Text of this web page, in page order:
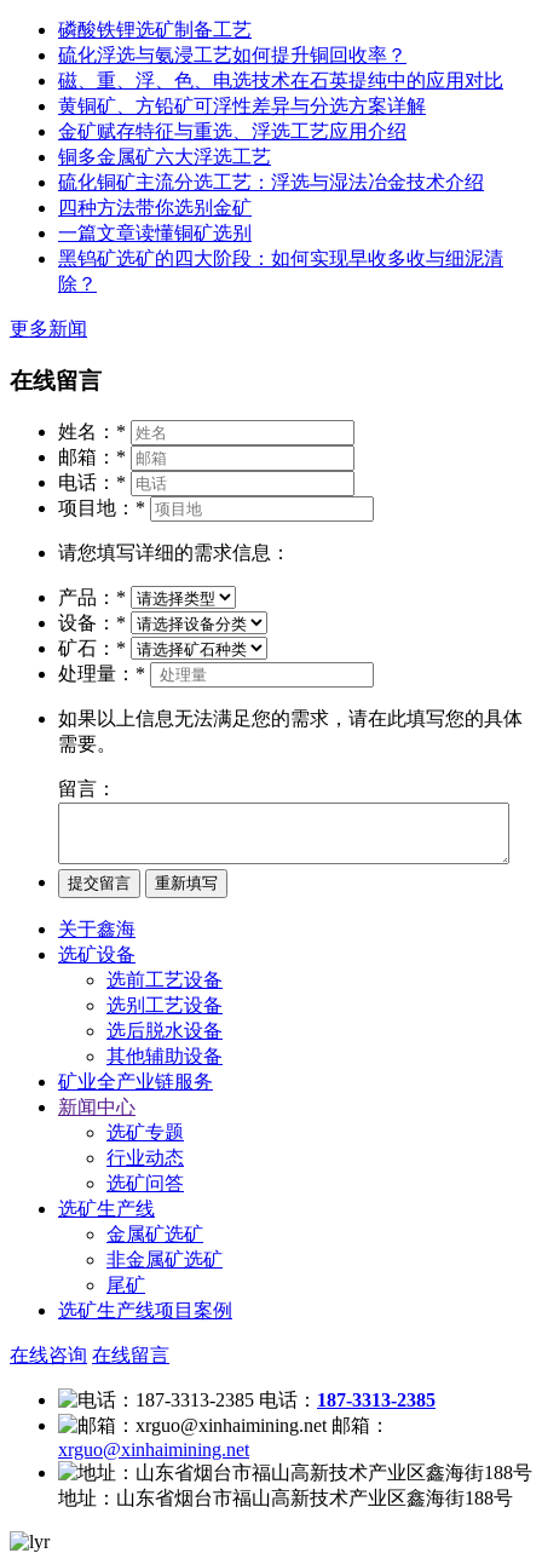
磷酸铁锂选矿制备工艺
硫化浮选与氨浸工艺如何提升铜回收率？
磁、重、浮、色、电选技术在石英提纯中的应用对比
黄铜矿、方铅矿可浮性差异与分选方案详解
金矿赋存特征与重选、浮选工艺应用介绍
铜多金属矿六大浮选工艺
硫化铜矿主流分选工艺：浮选与湿法冶金技术介绍
四种方法带你选别金矿
一篇文章读懂铜矿选别
黑钨矿选矿的四大阶段：如何实现早收多收与细泥清
除？
更多新闻
在线留言
姓名： *
邮箱： *
电话： *
项目地： *
请您填写详细的需求信息：
产品： *
设备： *
矿石： *
处理量： *
如果以上信息无法满足您的需求，请在此填写您的具体
需要。
留言：
关于鑫海
选矿设备
选前工艺设备
选别工艺设备
选后脱水设备
其他辅助设备
矿业全产业链服务
新闻中心
选矿专题
行业动态
选矿问答
选矿生产线
金属矿选矿
非金属矿选矿
尾矿
选矿生产线项目案例
在线咨询 在线留言
电话： 187-3313-2385
邮箱：
xrguo@xinhaimining.net
地址： 山东省烟台市福山高新技术产业区鑫海街188号